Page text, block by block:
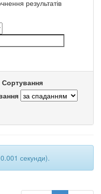
результатів
Сортування
секунди).